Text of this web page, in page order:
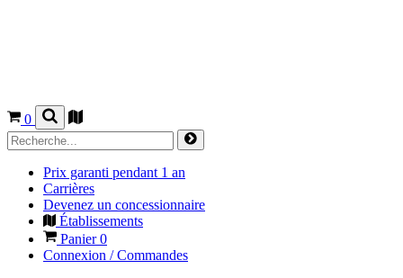
0
Prix garanti pendant 1 an
Carrières
Devenez un concessionnaire
Établissements
Panier0
Connexion / Commandes